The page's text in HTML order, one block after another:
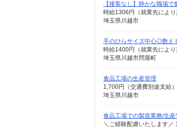
【接客なし】静かな職場
時給1306円（就業先により
埼玉県川越市
手のひらサイズ中心◎数え
時給1400円（就業先により
埼玉県川越市問屋町
食品工場の生産管理
1,700円（交通費別途支給
埼玉県川越市
食品工場での製造業務/生産
＼ご経験配慮いたします